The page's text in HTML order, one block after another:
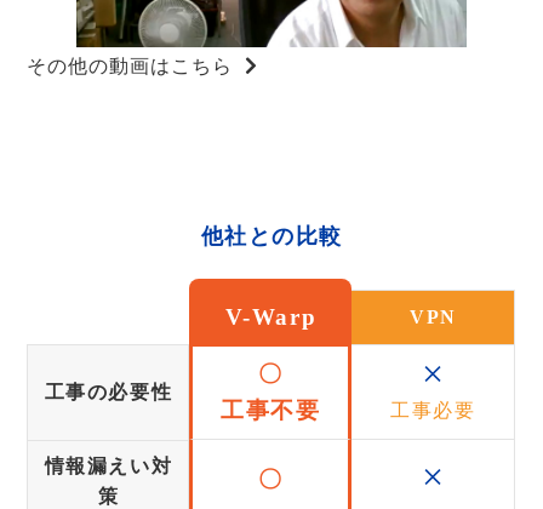
その他の動画はこちら
他社との比較
V-Warp VPN
工事の必要性
〇
工事不要
×
工事必要
情報漏えい対
策
〇 ×